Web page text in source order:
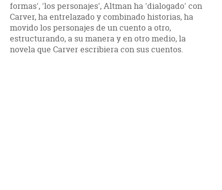
formas', 'los personajes', Altman ha 'dialogado' con
Carver, ha entrelazado y combinado historias, ha
movido los personajes de un cuento a otro,
estructurando, a su manera y en otro medio, la
novela que Carver escribiera con sus cuentos.